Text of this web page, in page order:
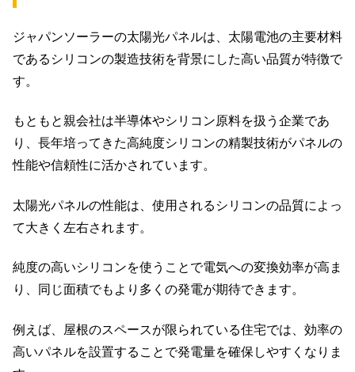
ジャパンソーラーの太陽光パネルは、太陽電池の主要材料
であるシリコンの製造技術を背景にした高い品質が特徴で
す。
もともと親会社は半導体やシリコン原料を扱う企業であ
り、長年培ってきた高純度シリコンの精製技術がパネルの
性能や信頼性に活かされています。
太陽光パネルの性能は、使用されるシリコンの品質によっ
て大きく左右されます。
純度の高いシリコンを使うことで電気への変換効率が高ま
り、同じ面積でもより多くの発電が期待できます。
例えば、屋根のスペースが限られている住宅では、効率の
高いパネルを設置することで発電量を確保しやすくなりま